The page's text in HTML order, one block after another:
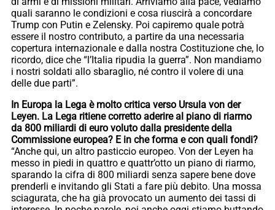
quali saranno le condizioni e cosa riuscirà a concordare
Trump con Putin e Zelensky. Poi capiremo quale potrà
essere il nostro contributo, a partire da una necessaria
copertura internazionale e dalla nostra Costituzione che, lo
ricordo, dice che “l’Italia ripudia la guerra”. Non mandiamo
i nostri soldati allo sbaraglio, né contro il volere di una
delle due parti”.
In Europa la Lega è molto critica verso Ursula von der
Leyen. La Lega ritiene corretto aderire al piano di riarmo
da 800 miliardi di euro voluto dalla presidente della
Commissione europea? E in che forma e con quali fondi?
“Anche qui, un altro pasticcio europeo. Von der Leyen ha
messo in piedi in quattro e quattr’otto un piano di riarmo,
sparando la cifra di 800 miliardi senza sapere bene dove
prenderli e invitando gli Stati a fare più debito. Una mossa
sciagurata, che ha già provocato un aumento dei tassi di